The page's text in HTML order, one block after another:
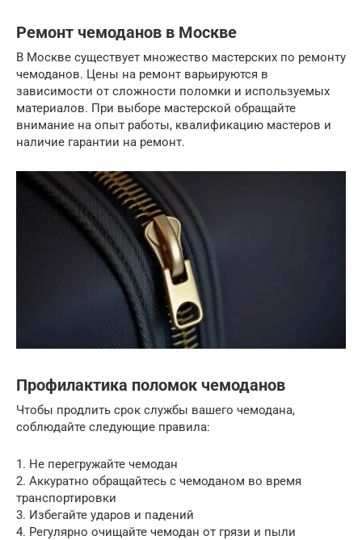
Ремонт чемоданов в Москве
В Москве существует множество мастерских по ремонту
чемоданов. Цены на ремонт варьируются в
зависимости от сложности поломки и используемых
материалов. При выборе мастерской обращайте
внимание на опыт работы, квалификацию мастеров и
наличие гарантии на ремонт.
Профилактика поломок чемоданов
Чтобы продлить срок службы вашего чемодана,
соблюдайте следующие правила:
1. Не перегружайте чемодан
2. Аккуратно обращайтесь с чемоданом во время
транспортировки
3. Избегайте ударов и падений
4. Регулярно очищайте чемодан от грязи и пыли